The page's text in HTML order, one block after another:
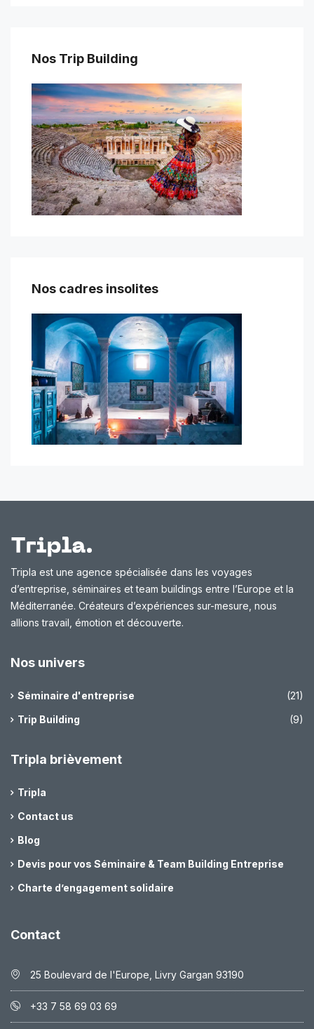
Nos Trip Building
Nos cadres insolites
Tripla est une agence spécialisée dans les voyages
d’entreprise, séminaires et team buildings entre l’Europe et la
Méditerranée. Créateurs d’expériences sur-mesure, nous
allions travail, émotion et découverte.
Nos univers
Séminaire d'entreprise
(21)
Trip Building
(9)
Tripla brièvement
Tripla
Contact us
Blog
Devis pour vos Séminaire & Team Building Entreprise
Charte d’engagement solidaire
Contact
25 Boulevard de l'Europe, Livry Gargan 93190
+33 7 58 69 03 69